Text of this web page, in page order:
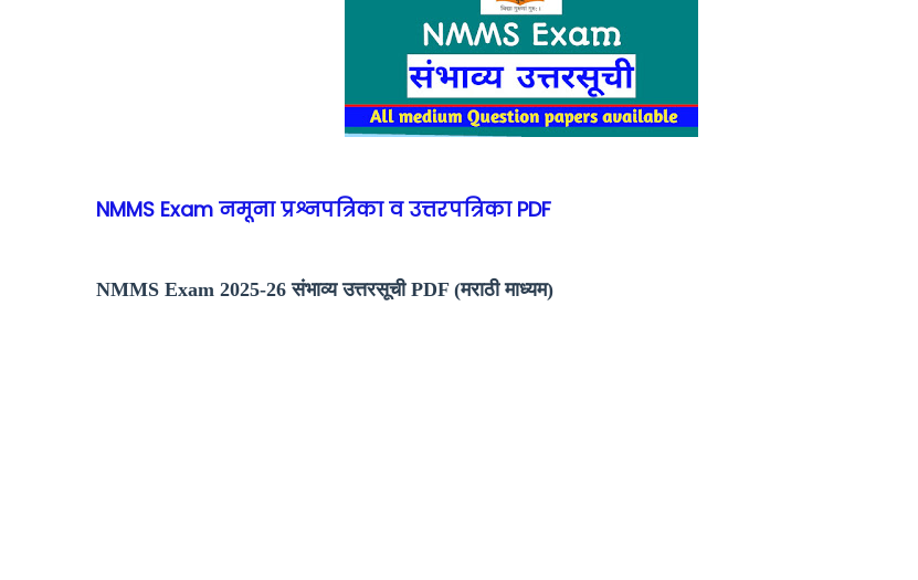
NMMS Exam नमूना प्रश्नपत्रिका व उत्तरपत्रिका PDF
NMMS Exam 2025-26 संभाव्य उत्तरसूची PDF (मराठी माध्यम)